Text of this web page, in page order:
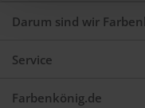
Darum sind wir
Service
Farbenkönig.de